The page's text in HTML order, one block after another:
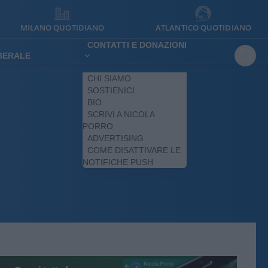
MILANO QUOTIDIANO ATLANTICO QUOTIDIANO
CONTATTI E DONAZIONI
CHI SIAMO
SOSTIENICI
BIO
SCRIVI A NICOLA
PORRO
ADVERTISING
COME DISATTIVARE LE
NOTIFICHE PUSH